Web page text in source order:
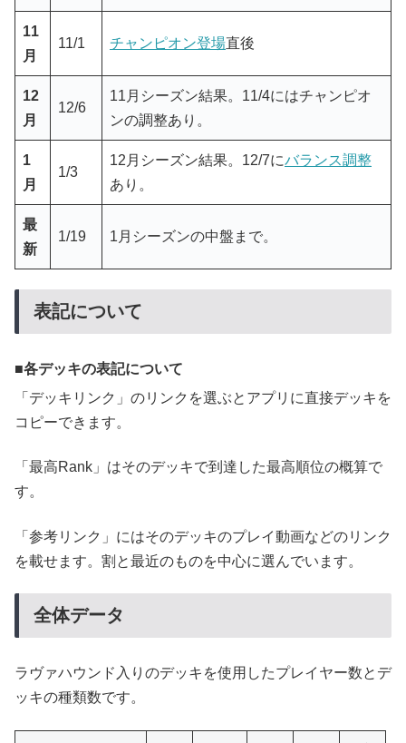
11
月
11/1 チャンピオン登場直後
12
月
12/6
11月シーズン結果。11/4にはチャンピオ
ンの調整あり。
1
月
1/3
12月シーズン結果。12/7にバランス調整
あり。
最
新
1/19 1月シーズンの中盤まで。
表記について
各デッキの表記について
「デッキリンク」のリンクを選ぶとアプリに直接デッキを
コピーできます。
「最高Rank」はそのデッキで到達した最高順位の概算で
す。
「参考リンク」にはそのデッキのプレイ動画などのリンク
を載せます。割と最近のものを中心に選んでいます。
全体データ
ラヴァハウンド入りのデッキを使用したプレイヤー数とデ
ッキの種類数です。